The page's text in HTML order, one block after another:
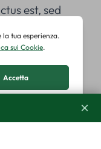
×
est, sed